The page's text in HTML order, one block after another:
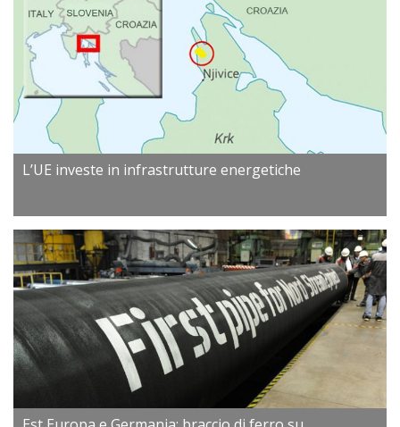
L’UE investe in infrastrutture energetiche